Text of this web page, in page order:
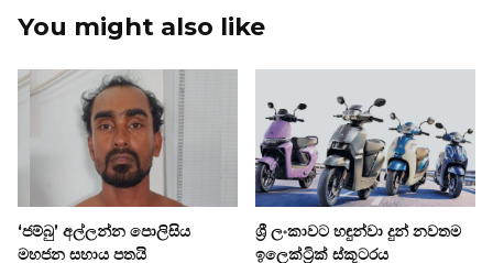
You might also like
‘ජම්බු’ අල්ලන්න පොලිසිය
මහජන සහාය පතයි
ශ්‍රී ලංකාවට හඳුන්වා දුන් නවතම
ඉලෙක්ට්‍රික් ස්කූටරය